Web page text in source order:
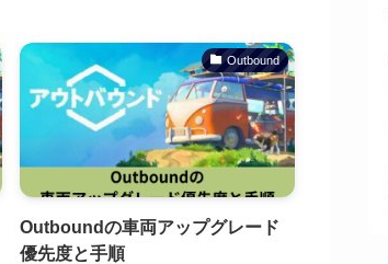
Outbound
Outboundの車両アップグレード
優先度と手順